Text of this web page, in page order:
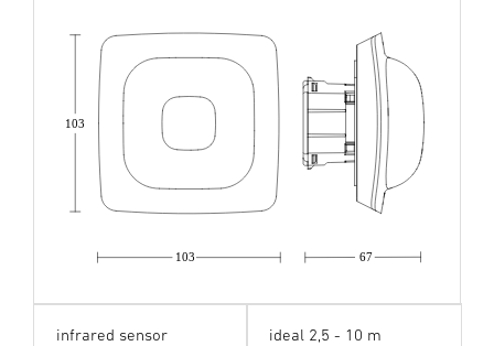
67
103
103
infrared sensor ideal 2,5 - 10 m